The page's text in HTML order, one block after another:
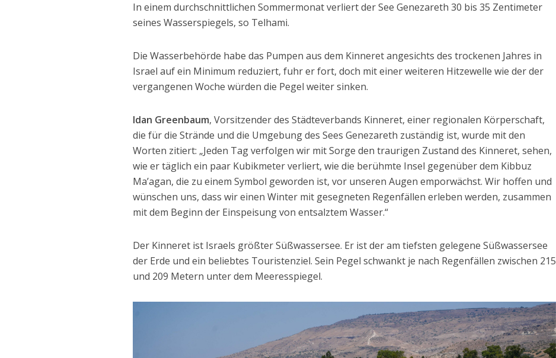
In einem durchschnittlichen Sommermonat verliert der See Genezareth 30 bis 35 Zentimeter
seines Wasserspiegels, so Telhami.
Die Wasserbehörde habe das Pumpen aus dem Kinneret angesichts des trockenen Jahres in
Israel auf ein Minimum reduziert, fuhr er fort, doch mit einer weiteren Hitzewelle wie der der
vergangenen Woche würden die Pegel weiter sinken.
Idan Greenbaum, Vorsitzender des Städteverbands Kinneret, einer regionalen Körperschaft,
die für die Strände und die Umgebung des Sees Genezareth zuständig ist, wurde mit den
Worten zitiert: „Jeden Tag verfolgen wir mit Sorge den traurigen Zustand des Kinneret, sehen,
wie er täglich ein paar Kubikmeter verliert, wie die berühmte Insel gegenüber dem Kibbuz
Ma’agan, die zu einem Symbol geworden ist, vor unseren Augen emporwächst. Wir hoffen und
wünschen uns, dass wir einen Winter mit gesegneten Regenfällen erleben werden, zusammen
mit dem Beginn der Einspeisung von entsalztem Wasser.“
Der Kinneret ist Israels größter Süßwassersee. Er ist der am tiefsten gelegene Süßwassersee
der Erde und ein beliebtes Touristenziel. Sein Pegel schwankt je nach Regenfällen zwischen 215
und 209 Metern unter dem Meeresspiegel.